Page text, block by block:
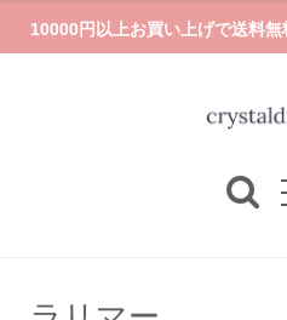
10000円以上お買い上げで送料